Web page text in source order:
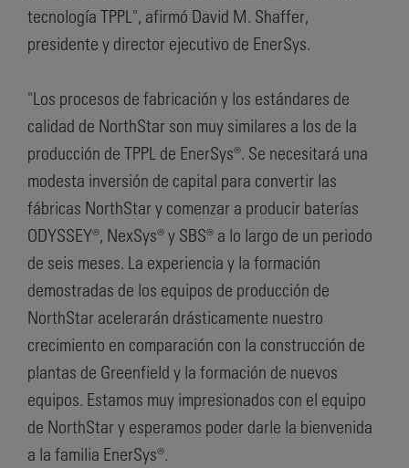
tecnología TPPL", afirmó David M. Shaffer,
presidente y director ejecutivo de EnerSys.
"Los procesos de fabricación y los estándares de
calidad de NorthStar son muy similares a los de la
producción de TPPL de EnerSys®. Se necesitará una
modesta inversión de capital para convertir las
fábricas NorthStar y comenzar a producir baterías
ODYSSEY®, NexSys® y SBS® a lo largo de un periodo
de seis meses. La experiencia y la formación
demostradas de los equipos de producción de
NorthStar acelerarán drásticamente nuestro
crecimiento en comparación con la construcción de
plantas de Greenfield y la formación de nuevos
equipos. Estamos muy impresionados con el equipo
de NorthStar y esperamos poder darle la bienvenida
a la familia EnerSys®.